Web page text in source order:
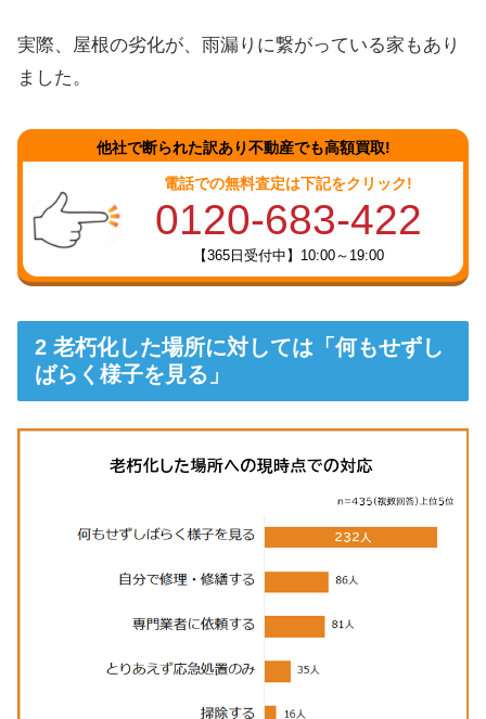
実際、屋根の劣化が、雨漏りに繋がっている家もあり
ました。
他社で断られた訳あり不動産でも高額買取!
電話での無料査定は下記をクリック!
0120-683-422
【365日受付中】10:00～19:00
老朽化した場所に対しては「何もせずし
ばらく様子を見る」